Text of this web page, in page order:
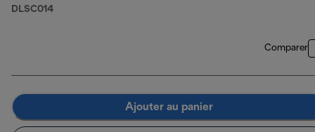
DLSC014
Comparer
Ajouter au panier